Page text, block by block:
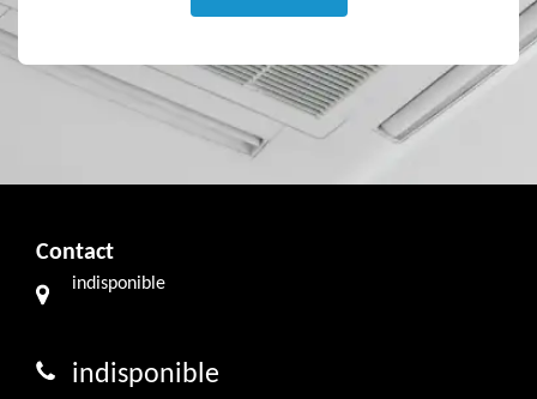
Contact
indisponible
indisponible